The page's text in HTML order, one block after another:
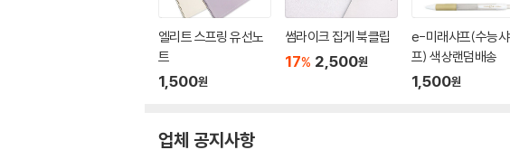
엘리트 스프링 유선노
트
1,500원
썸라이크 집게 북클립
17% 2,500원
e-미래샤프(수능샤
프) 색상랜덤배송
1,500원
업체 공지사항